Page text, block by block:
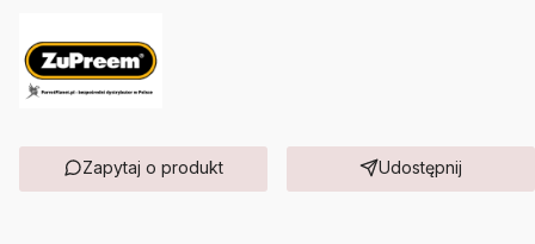
Zapytaj o produkt Udostępnij